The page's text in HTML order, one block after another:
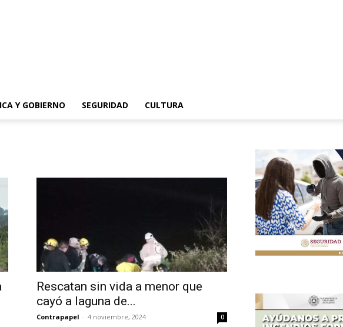
Y GOBIERNO SEGURIDAD CULTURA
Rescatan sin vida a menor que
cayó a laguna de...
Contrapapel - 4 noviembre, 2024 0